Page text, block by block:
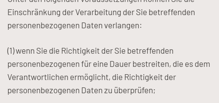
Einschränkung der Verarbeitung der Sie betreffenden
personenbezogenen Daten verlangen:
(1) wenn Sie die Richtigkeit der Sie betreffenden
personenbezogenen für eine Dauer bestreiten, die es dem
Verantwortlichen ermöglicht, die Richtigkeit der
personenbezogenen Daten zu überprüfen;